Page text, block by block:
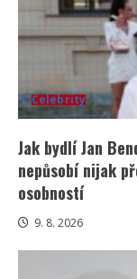
Celebrity
Jak bydlí Jan
nepůsobí nijak
osobností
9. 8. 2026